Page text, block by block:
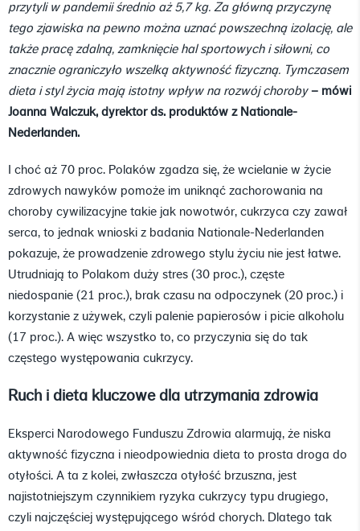
przytyli w pandemii średnio aż 5,7 kg. Za główną przyczynę
tego zjawiska na pewno można uznać powszechną izolację, ale
także pracę zdalną, zamknięcie hal sportowych i siłowni, co
znacznie ograniczyło wszelką aktywność fizyczną. Tymczasem
dieta i styl życia mają istotny wpływ na rozwój choroby – mówi
Joanna Walczuk, dyrektor ds. produktów z Nationale-
Nederlanden.
I choć aż 70 proc. Polaków zgadza się, że wcielanie w życie
zdrowych nawyków pomoże im uniknąć zachorowania na
choroby cywilizacyjne takie jak nowotwór, cukrzyca czy zawał
serca, to jednak wnioski z badania Nationale-Nederlanden
pokazuje, że prowadzenie zdrowego stylu życiu nie jest łatwe.
Utrudniają to Polakom duży stres (30 proc.), częste
niedospanie (21 proc.), brak czasu na odpoczynek (20 proc.) i
korzystanie z używek, czyli palenie papierosów i picie alkoholu
(17 proc.). A więc wszystko to, co przyczynia się do tak
częstego występowania cukrzycy.
Ruch i dieta kluczowe dla utrzymania zdrowia
Eksperci Narodowego Funduszu Zdrowia alarmują, że niska
aktywność fizyczna i nieodpowiednia dieta to prosta droga do
otyłości. A ta z kolei, zwłaszcza otyłość brzuszna, jest
najistotniejszym czynnikiem ryzyka cukrzycy typu drugiego,
czyli najczęściej występującego wśród chorych. Dlatego tak